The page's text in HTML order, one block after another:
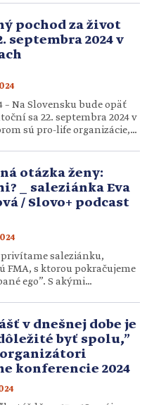
hovorí psychologička.
Janu Bieščad
veriaca. Vieru som
[…]
pochod za život
septembra 2024 v
– Na Slovensku bude opäť
sa 22. septembra 2024 v
sú pro-life organizácie,
sa sú aj ďalšie cirkvi,
i jednotlivci, ktorí sa
život od počatia […]
otázka ženy:
_ saleziánka Eva
/ Slovo+ podcast
saleziánku,
FMA, s ktorou pokračujeme
ego”. S akými
si svojej hodnoty? A aká
vlastnej sebahodnoty?
v dnešnej dobe je
byť spolu,”
konferencie 2024